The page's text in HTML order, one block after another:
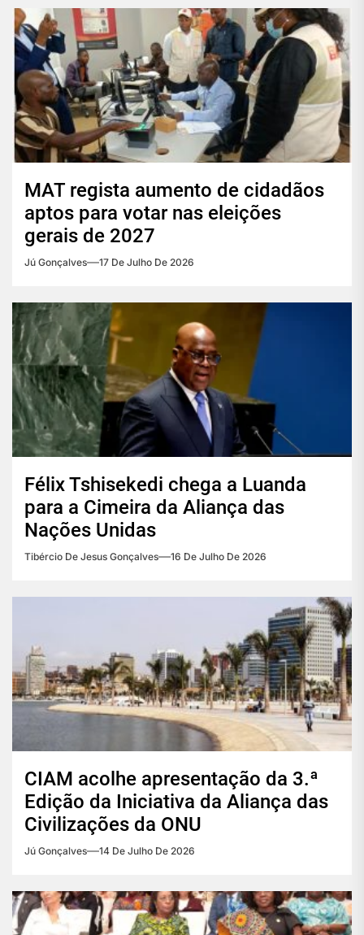
MAT regista aumento de cidadãos
aptos para votar nas eleições
gerais de 2027
Jú Gonçalves 17 De Julho De 2026
Félix Tshisekedi chega a Luanda
para a Cimeira da Aliança das
Nações Unidas
Tibércio De Jesus Gonçalves 16 De Julho De 2026
CIAM acolhe apresentação da 3.ª
Edição da Iniciativa da Aliança das
Civilizações da ONU
Jú Gonçalves 14 De Julho De 2026